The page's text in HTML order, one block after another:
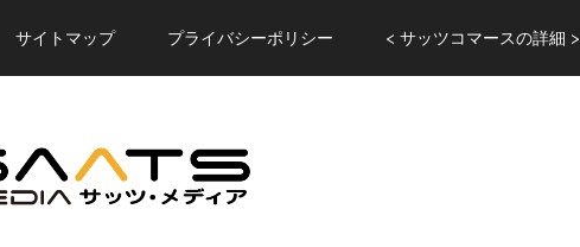
サイトマップ プライバシーポリシー < サッツコマースの詳細 >